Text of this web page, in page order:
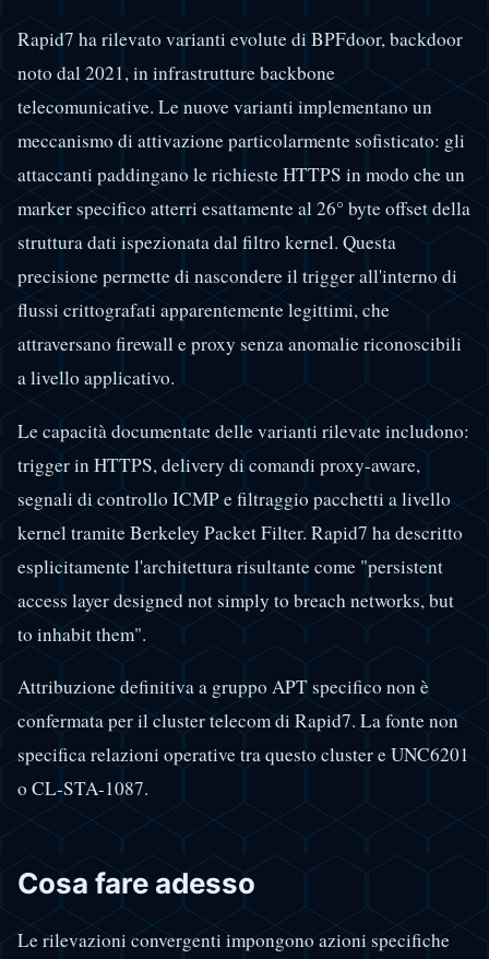
Rapid7 ha rilevato varianti evolute di BPFdoor, backdoor
noto dal 2021, in infrastrutture backbone
telecomunicative. Le nuove varianti implementano un
meccanismo di attivazione particolarmente sofisticato: gli
attaccanti paddingano le richieste HTTPS in modo che un
marker specifico atterri esattamente al 26° byte offset della
struttura dati ispezionata dal filtro kernel. Questa
precisione permette di nascondere il trigger all'interno di
flussi crittografati apparentemente legittimi, che
attraversano firewall e proxy senza anomalie riconoscibili
a livello applicativo.
Le capacità documentate delle varianti rilevate includono:
trigger in HTTPS, delivery di comandi proxy-aware,
segnali di controllo ICMP e filtraggio pacchetti a livello
kernel tramite Berkeley Packet Filter. Rapid7 ha descritto
esplicitamente l'architettura risultante come "persistent
access layer designed not simply to breach networks, but
to inhabit them".
Attribuzione definitiva a gruppo APT specifico non è
confermata per il cluster telecom di Rapid7. La fonte non
specifica relazioni operative tra questo cluster e UNC6201
o CL-STA-1087.
Cosa fare adesso
Le rilevazioni convergenti impongono azioni specifiche